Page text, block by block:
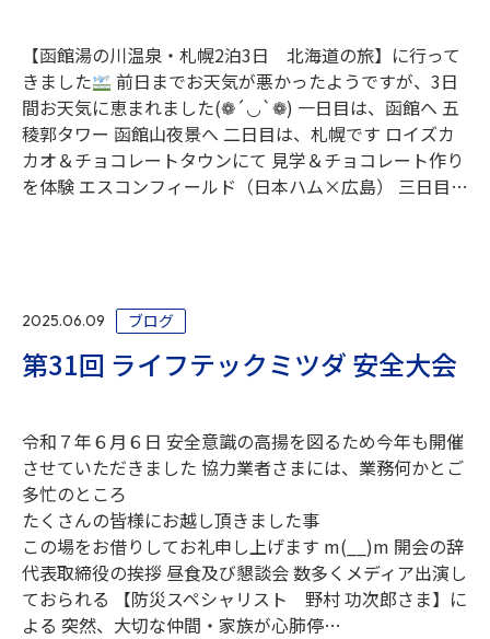
【函館湯の川温泉・札幌2泊3日 北海道の旅】に行って
きました
前日までお天気が悪かったようですが、3日
間お天気に恵まれました(❁´◡`❁) 一日目は、函館へ 五
稜郭タワー 函館山夜景へ 二日目は、札幌です ロイズカ
カオ＆チョコレートタウンにて 見学＆チョコレート作り
を体験 エスコンフィールド（日本ハム×広島） 三日目…
2025.06.09 ブログ
第31回 ライフテックミツダ 安全大会
令和７年６月６日 安全意識の高揚を図るため今年も開催
させていただきました 協力業者さまには、業務何かとご
多忙のところ
たくさんの皆様にお越し頂きました事
この場をお借りしてお礼申し上げます m(__)m 開会の辞
代表取締役の挨拶 昼食及び懇談会 数多くメディア出演し
ておられる 【防災スペシャリスト 野村 功次郎さま】に
よる 突然、大切な仲間・家族が心肺停…